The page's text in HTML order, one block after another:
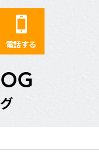
電話する
OG
グ